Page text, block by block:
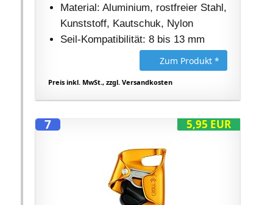
Material: Aluminium, rostfreier Stahl,
Kunststoff, Kautschuk, Nylon
Seil-Kompatibilität: 8 bis 13 mm
Zum Produkt *
Preis inkl. MwSt., zzgl. Versandkosten
5,95 EUR
7